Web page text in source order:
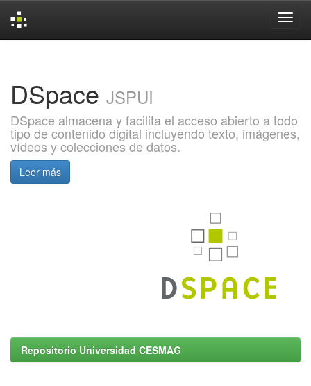
DSpace JSPUI
DSpace almacena y facilita el acceso abierto a todo
tipo de contenido digital incluyendo texto, imágenes,
vídeos y colecciones de datos.
Leer más
Repositorio Universidad CESMAG